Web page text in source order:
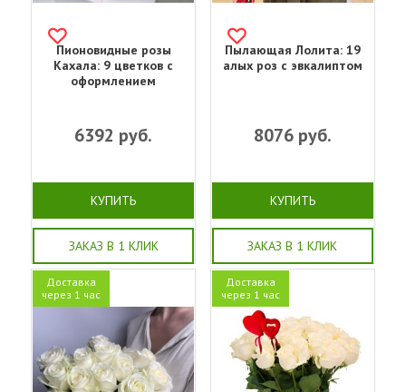
Пионовидные розы
Кахала: 9 цветков с
оформлением
6392 руб.
КУПИТЬ
ЗАКАЗ В 1 КЛИК
Пылающая Лолита: 19
алых роз с эвкалиптом
8076руб.
КУПИТЬ
ЗАКАЗ В 1 КЛИК
Доставка
через 1 час
Доставка
через 1 час